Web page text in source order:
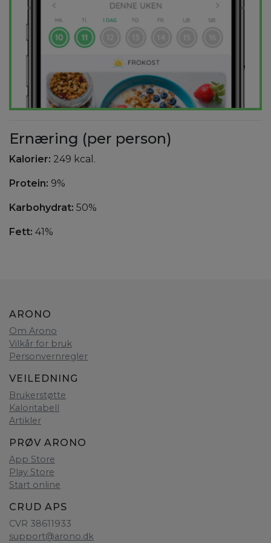
Ernæring (per person)
Kalorier: 249 kcal.
Protein: 9%
Karbohydrat: 50%
Fett: 41%
ARONO
Om Arono
Vilkår for bruk
Personvernregler
VEILEDNING
Brukerstøtte
Kaloritabell
Artikler
PRØV ARONO
App Store
Play Store
Start online
CRUD APS
CVR 38611933
support@arono.dk